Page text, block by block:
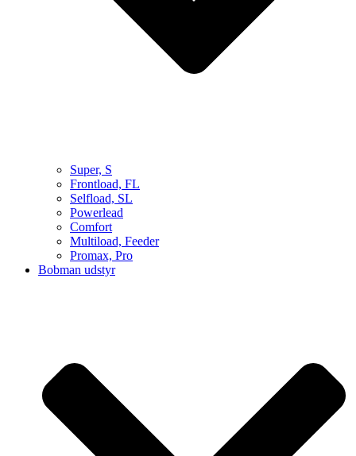
Super, S
Frontload, FL
Selfload, SL
Powerlead
Comfort
Multiload, Feeder
Promax, Pro
Bobman udstyr